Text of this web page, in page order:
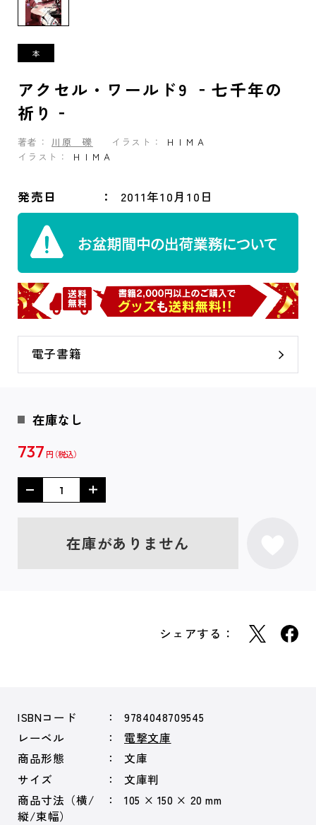
アクセル・ワールド9 ‐七千年の
祈り‐
著者： 川原 礫 イラスト：
ＨＩＭＡ
イラスト：
ＨＩＭＡ
発売日 2011年10月10日
電子書籍
在庫なし
737 円
在庫がありません
シェアする：
ISBNコード
9784048709545
レーベル
電撃文庫
商品形態
文庫
サイズ
文庫判
商品寸法（横/
縦/束幅）
105 × 150 × 20 mm